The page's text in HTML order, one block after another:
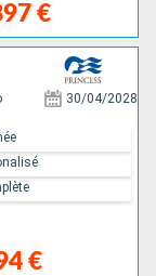
€
30/04/2028
€